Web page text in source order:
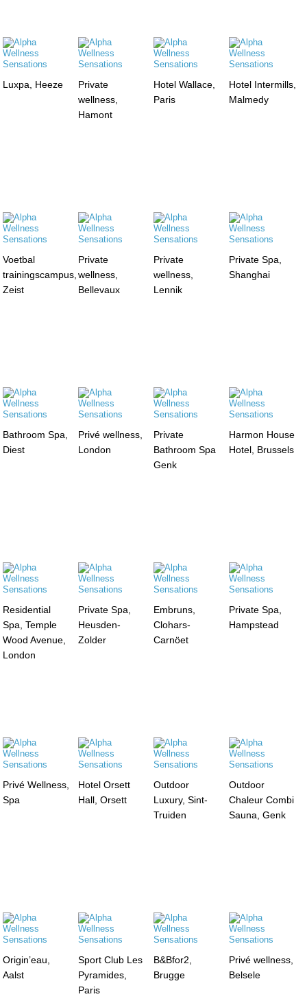
Luxpa, Heeze
Private
wellness,
Hamont
Hotel Wallace,
Paris
Hotel Intermills,
Malmedy
Voetbal
trainingscampus,
Zeist
Private
wellness,
Bellevaux
Private
wellness,
Lennik
Private Spa,
Shanghai
Bathroom Spa,
Diest
Privé wellness,
London
Private
Bathroom Spa
Genk
Harmon House
Hotel, Brussels
Residential
Spa, Temple
Wood Avenue,
London
Private Spa,
Heusden-
Zolder
Embruns,
Clohars-
Carnöet
Private Spa,
Hampstead
Privé Wellness,
Spa
Hotel Orsett
Hall, Orsett
Outdoor
Luxury, Sint-
Truiden
Outdoor
Chaleur Combi
Sauna, Genk
Origin’eau,
Aalst
Sport Club Les
Pyramides,
Paris
B&Bfor2,
Brugge
Privé wellness,
Belsele